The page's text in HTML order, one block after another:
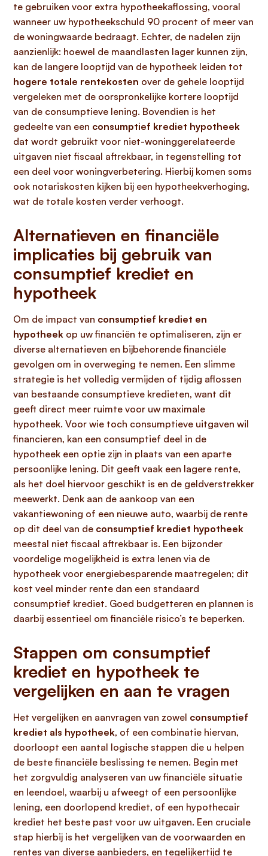
te gebruiken voor extra hypotheekaflossing, vooral
wanneer uw hypotheekschuld 90 procent of meer van
de woningwaarde bedraagt. Echter, de nadelen zijn
aanzienlijk: hoewel de maandlasten lager kunnen zijn,
kan de langere looptijd van de hypotheek leiden tot
hogere totale rentekosten over de gehele looptijd
vergeleken met de oorspronkelijke kortere looptijd
van de consumptieve lening. Bovendien is het
gedeelte van een consumptief krediet hypotheek
dat wordt gebruikt voor niet-woninggerelateerde
uitgaven niet fiscaal aftrekbaar, in tegenstelling tot
een deel voor woningverbetering. Hierbij komen soms
ook notariskosten kijken bij een hypotheekverhoging,
wat de totale kosten verder verhoogt.
Alternatieven en financiële
implicaties bij gebruik van
consumptief krediet en
hypotheek
Om de impact van consumptief krediet en
hypotheek op uw financiën te optimaliseren, zijn er
diverse alternatieven en bijbehorende financiële
gevolgen om in overweging te nemen. Een slimme
strategie is het volledig vermijden of tijdig aflossen
van bestaande consumptieve kredieten, want dit
geeft direct meer ruimte voor uw maximale
hypotheek. Voor wie toch consumptieve uitgaven wil
financieren, kan een consumptief deel in de
hypotheek een optie zijn in plaats van een aparte
persoonlijke lening. Dit geeft vaak een lagere rente,
als het doel hiervoor geschikt is en de geldverstrekker
meewerkt. Denk aan de aankoop van een
vakantiewoning of een nieuwe auto, waarbij de rente
op dit deel van de consumptief krediet hypotheek
meestal niet fiscaal aftrekbaar is. Een bijzonder
voordelige mogelijkheid is extra lenen via de
hypotheek voor energiebesparende maatregelen; dit
kost veel minder rente dan een standaard
consumptief krediet. Goed budgetteren en plannen is
daarbij essentieel om financiële risico’s te beperken.
Stappen om consumptief
krediet en hypotheek te
vergelijken en aan te vragen
Het vergelijken en aanvragen van zowel consumptief
krediet als hypotheek, of een combinatie hiervan,
doorloopt een aantal logische stappen die u helpen
de beste financiële beslissing te nemen. Begin met
het zorgvuldig analyseren van uw financiële situatie
en leendoel, waarbij u afweegt of een persoonlijke
lening, een doorlopend krediet, of een hypothecair
krediet het beste past voor uw uitgaven. Een cruciale
stap hierbij is het vergelijken van de voorwaarden en
rentes van diverse aanbieders, en tegelijkertijd te